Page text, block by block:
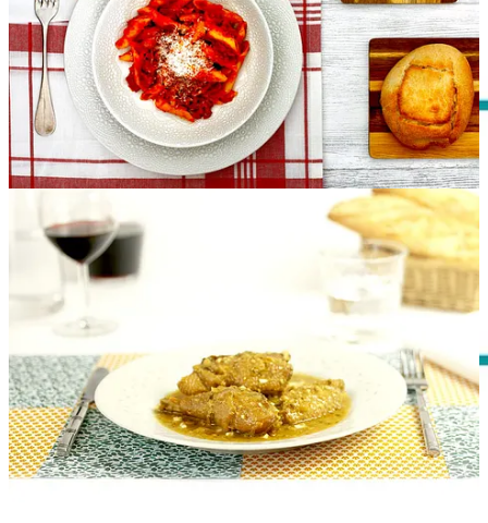
Desayuno de la semana:bizcocho de claras
Lunes
Mediodía: Macarrones con chorizo
Pechugas de pollo rellenas de
| Higos
Cena:Ensalada de patata a lo pobre
Martes